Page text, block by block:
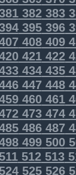
382383
395396
408409
421422
434435
447448
460461
473474
486487
499500
512513
525526